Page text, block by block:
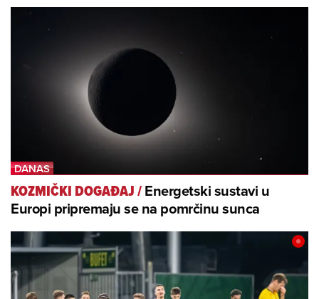
KOZMIČKI DOGAĐAJ/Energetski sustavi u
Europi pripremaju se na pomrčinu sunca